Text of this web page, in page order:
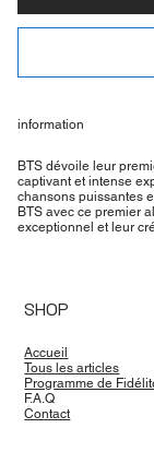
information
BTS dévoile leur
captivant et intense
chansons puissantes
BTS avec ce premier
exceptionnel et leur
SHOP
Accueil
Tous les articles
Programme de
F.A.Q
Contact